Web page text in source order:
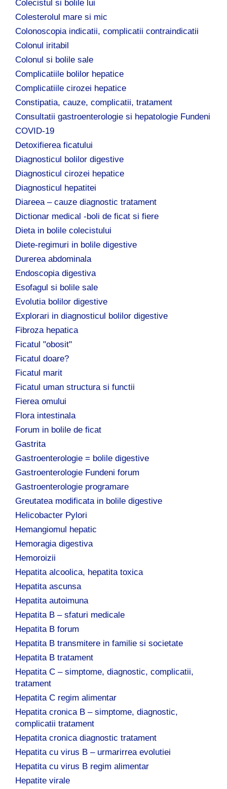
Colecistul si bolile lui
Colesterolul mare si mic
Colonoscopia indicatii, complicatii contraindicatii
Colonul iritabil
Colonul si bolile sale
Complicatiile bolilor hepatice
Complicatiile cirozei hepatice
Constipatia, cauze, complicatii, tratament
Consultatii gastroenterologie si hepatologie Fundeni
COVID-19
Detoxifierea ficatului
Diagnosticul bolilor digestive
Diagnosticul cirozei hepatice
Diagnosticul hepatitei
Diareea – cauze diagnostic tratament
Dictionar medical -boli de ficat si fiere
Dieta in bolile colecistului
Diete-regimuri in bolile digestive
Durerea abdominala
Endoscopia digestiva
Esofagul si bolile sale
Evolutia bolilor digestive
Explorari in diagnosticul bolilor digestive
Fibroza hepatica
Ficatul "obosit"
Ficatul doare?
Ficatul marit
Ficatul uman structura si functii
Fierea omului
Flora intestinala
Forum in bolile de ficat
Gastrita
Gastroenterologie = bolile digestive
Gastroenterologie Fundeni forum
Gastroenterologie programare
Greutatea modificata in bolile digestive
Helicobacter Pylori
Hemangiomul hepatic
Hemoragia digestiva
Hemoroizii
Hepatita alcoolica, hepatita toxica
Hepatita ascunsa
Hepatita autoimuna
Hepatita B – sfaturi medicale
Hepatita B forum
Hepatita B transmitere in familie si societate
Hepatita B tratament
Hepatita C – simptome, diagnostic, complicatii,
tratament
Hepatita C regim alimentar
Hepatita cronica B – simptome, diagnostic,
complicatii tratament
Hepatita cronica diagnostic tratament
Hepatita cu virus B – urmarirrea evolutiei
Hepatita cu virus B regim alimentar
Hepatite virale